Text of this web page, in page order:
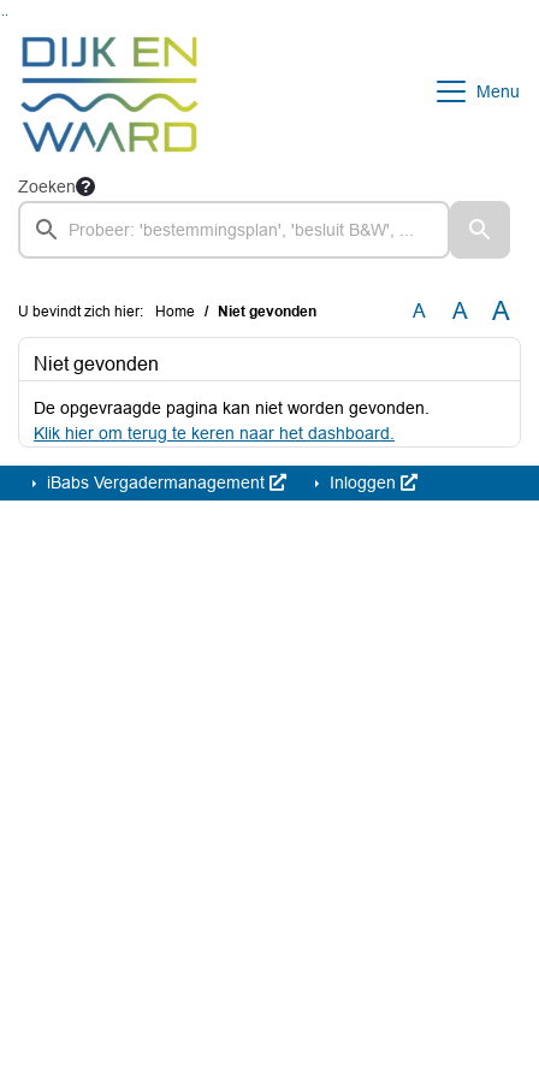
Menu
Zoeken
U bevindt zich hier: Home Niet gevonden A A A
Niet gevonden
De opgevraagde pagina kan niet worden gevonden.
Klik hier om terug te keren naar het dashboard.
iBabs Vergadermanagement Inloggen